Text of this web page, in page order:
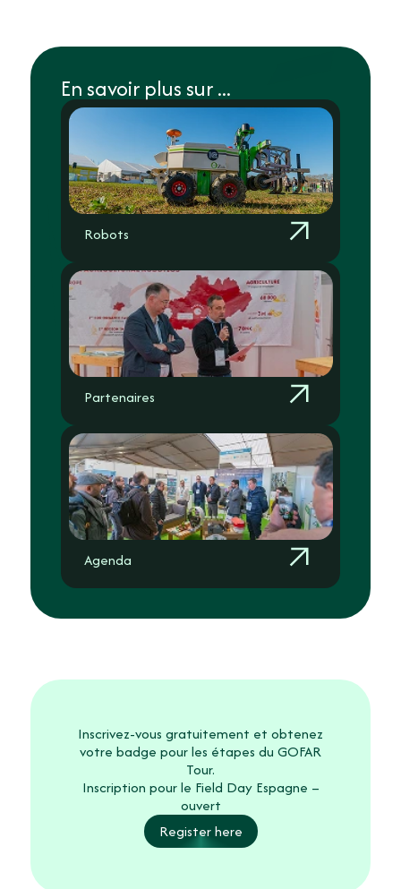
En savoir plus sur ...
Robots
Partenaires
Agenda
Inscrivez-vous gratuitement et obtenez
votre badge pour les étapes du GOFAR
Tour.
Inscription pour le Field Day Espagne –
ouvert
Register here